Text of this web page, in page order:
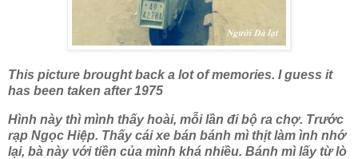
This picture brought back a lot of memories. I guess it
has been taken after 1975
Hình này thì mình thấy hoài, mỗi lần đi bộ ra chợ. Trước
rạp Ngọc Hiệp. Thấy cái xe bán bánh mì thịt làm ình nhớ
lại, bà này với tiền của mình khá nhiều. Bánh mì lấy từ lò